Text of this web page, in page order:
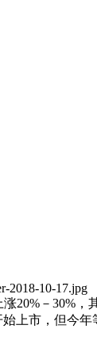
－30%，
市，但今